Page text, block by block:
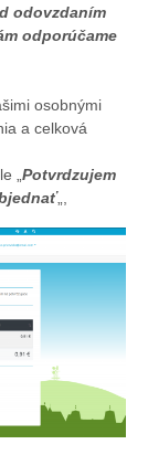
odovzdaním
odporúčame
osobnými
a celková
„Potvrdzujem
„,